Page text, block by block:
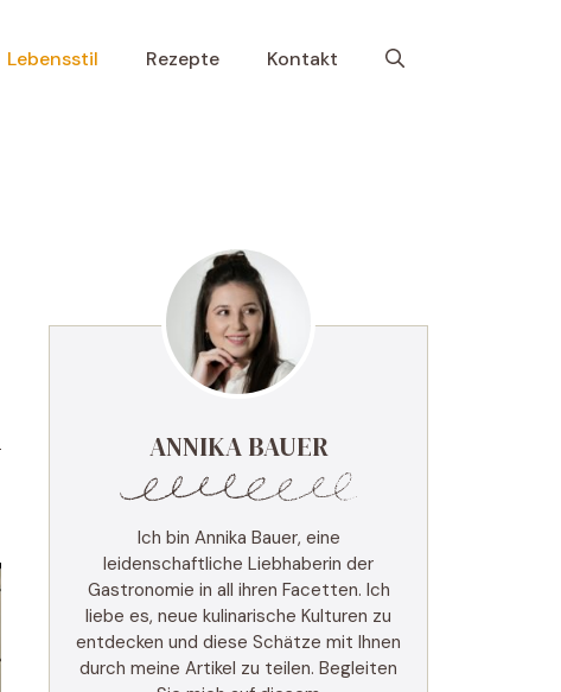
Lebensstil Rezepte Kontakt
ANNIKA BAUER
Ich bin Annika Bauer, eine
leidenschaftliche Liebhaberin der
Gastronomie in all ihren Facetten. Ich
liebe es, neue kulinarische Kulturen zu
entdecken und diese Schätze mit Ihnen
durch meine Artikel zu teilen. Begleiten